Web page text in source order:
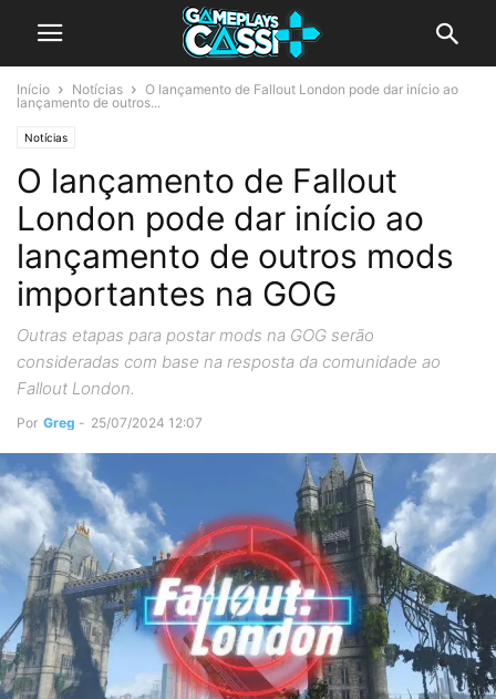
Início Notícias
O lançamento de Fallout London pode dar início ao
lançamento de outros...
Notícias
O lançamento de Fallout
London pode dar início ao
lançamento de outros mods
importantes na GOG
Outras etapas para postar mods na GOG serão
consideradas com base na resposta da comunidade ao
Fallout London.
Por Greg - 25/07/2024 12:07